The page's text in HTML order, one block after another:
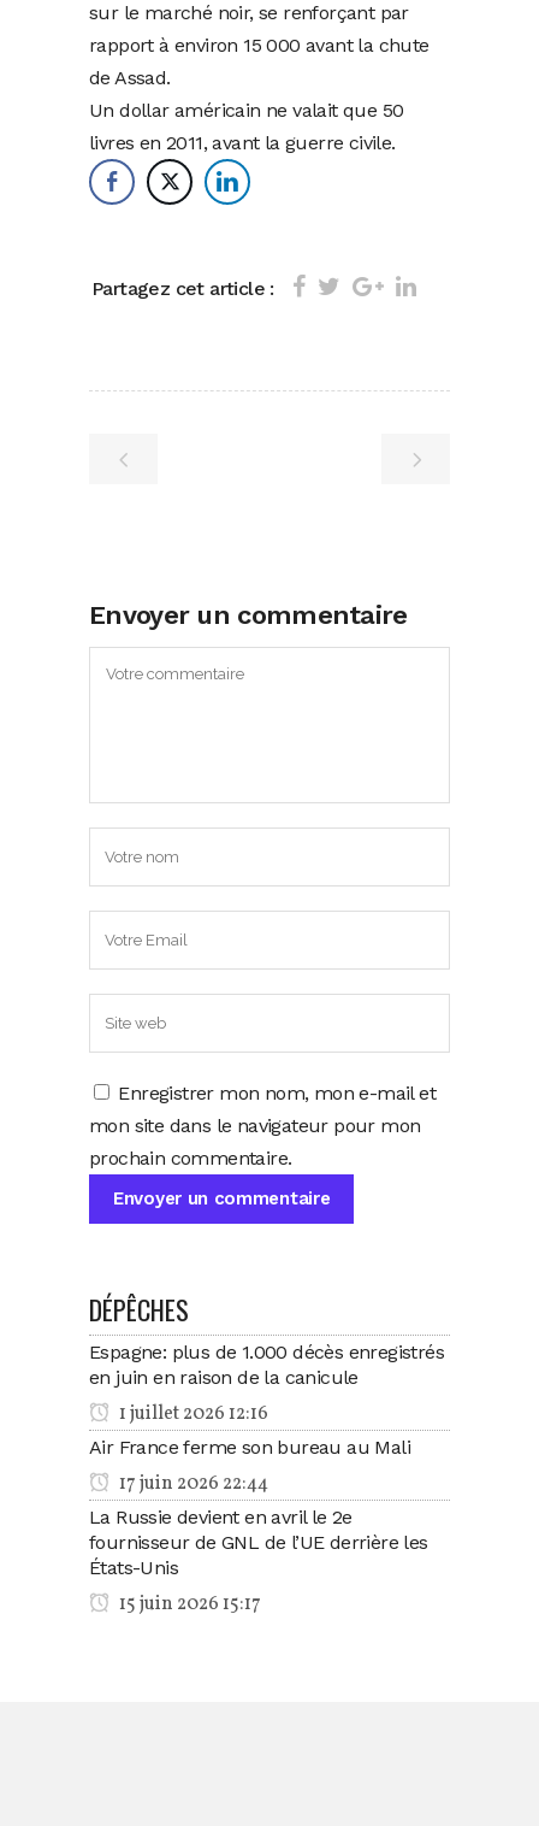
sur le marché noir, se renforçant par
rapport à environ 15 000 avant la chute
de Assad.
Un dollar américain ne valait que 50
livres en 2011, avant la guerre civile.
Partagez cet article :
Envoyer un commentaire
Enregistrer mon nom, mon e-mail et
mon site dans le navigateur pour mon
prochain commentaire.
DÉPÊCHES
Espagne: plus de 1.000 décès enregistrés
en juin en raison de la canicule
1 juillet 2026 12:16
Air France ferme son bureau au Mali
17 juin 2026 22:44
La Russie devient en avril le 2e
fournisseur de GNL de l’UE derrière les
États-Unis
15 juin 2026 15:17